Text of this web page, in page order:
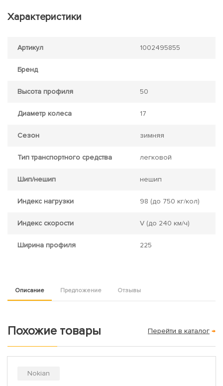
Характеристики
Артикул 1002495855
Бренд
Высота профиля 50
Диаметр колеса 17
Сезон зимняя
Тип транспортного средства легковой
Шип/нешип нешип
Индекс нагрузки 98 (до 750 кг/кол)
Индекс скорости V (до 240 км/ч)
Ширина профиля 225
Описание Предложение Отзывы
Похожие товары Перейти в каталог →
Nokian